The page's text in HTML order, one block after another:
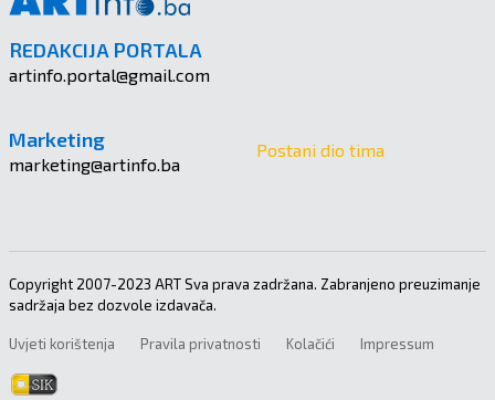
REDAKCIJA PORTALA
artinfo.portal@gmail.com
Marketing
marketing@artinfo.ba
Postani dio tima
Copyright 2007-2023 ART Sva prava zadržana. Zabranjeno preuzimanje
sadržaja bez dozvole izdavača.
Uvjeti korištenja Pravila privatnosti Kolačići Impressum